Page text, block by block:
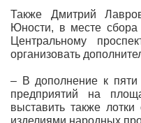
Также Дмитрий
Юности, в месте сбора
Центральному
организовать
– В дополнение к
предприятий на
выставить также
изделиями народных